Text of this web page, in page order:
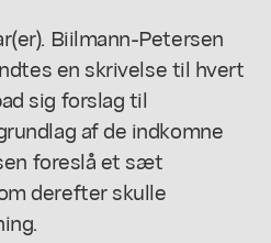
Biilmann-Petersen
en skrivelse til hvert
sig forslag til
af de indkomne
foreslå et sæt
derefter skulle